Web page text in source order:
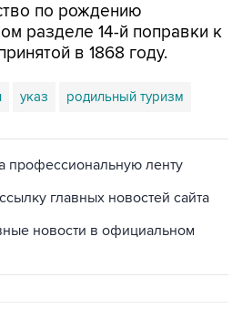
по рождению
разделе 14-й поправки к
в 1868 году.
указ родильный туризм
профессиональную ленту
главных новостей сайта
новости в официальном